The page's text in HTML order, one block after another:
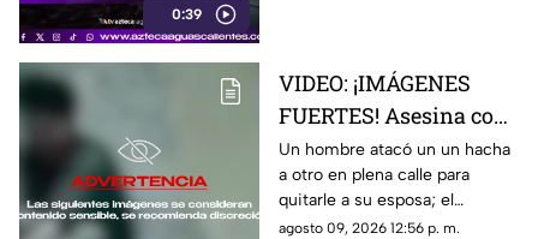
0:39
fatiga asociada al tiempo
frente a las pantallas
VIDEO: ¡IMÁGENES
FUERTES! Asesina con
un hacha a un hombre
para quitarle a su
esposa
Un hombre atacó un un hacha
a otro en plena calle para
quitarle a su esposa; el
momento quedó captado por
agosto 09, 2026 12:56 p. m.